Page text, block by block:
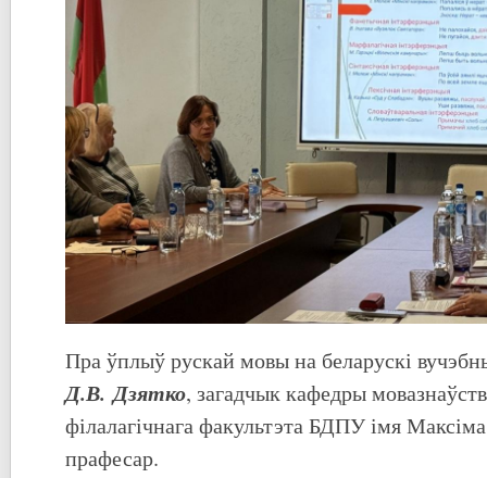
Пра ўплыў рускай мовы на беларускі
Д.В. Дзятко, загадчык кафедры
філалагічнага факультэта БДПУ імя
прафесар.